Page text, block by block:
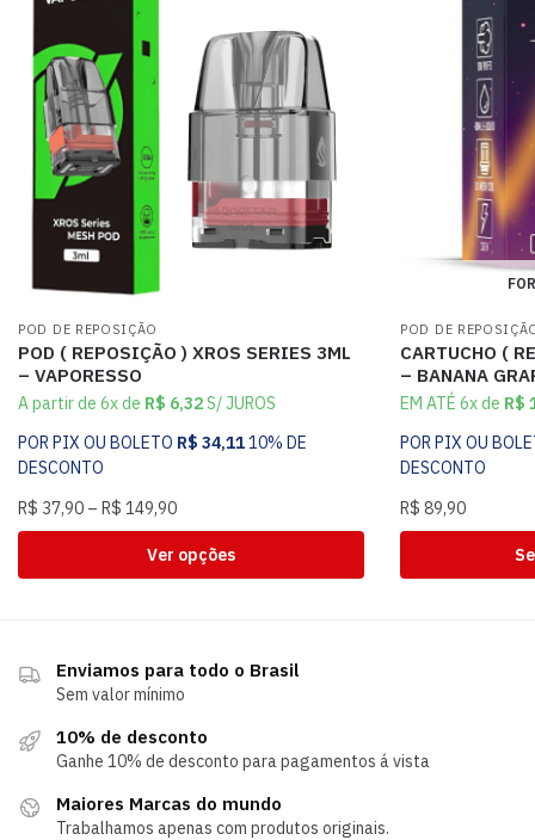
POD DE REPOSIÇÃO
POD ( REPOSIÇÃO ) XROS SERIES 3ML
– VAPORESSO
A partir de 6x de R$ 6,32S/ JUROS
POR PIX OU BOLETO R$ 34,1110% DE
DESCONTO
R$ 37,90 – R$ 149,90
Ver opções
POD DE
CARTUCHO (
– BANANA
EM ATÉ 6x de R$
POR PIX OU
DESCONTO
R$ 89,90
Enviamos para todo o Brasil
Sem valor mínimo
10% de desconto
Ganhe 10% de desconto para pagamentos á vista
Maiores Marcas do mundo
Trabalhamos apenas com produtos originais.